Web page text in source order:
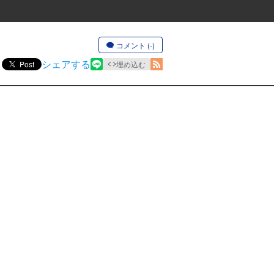
コメント (-)
Post シェアする 埋め込む